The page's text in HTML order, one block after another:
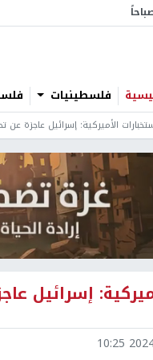
فلسطينيات
الأميركية: إسرائيل عاجزة
إسرائيل
2024-